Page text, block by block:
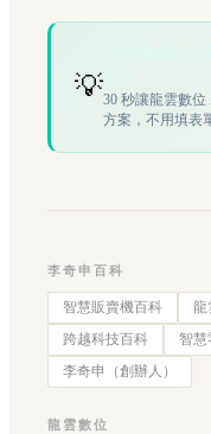
💡30 秒讓龍雲數
方案，不用填表
李奇申百科
智慧販賣機百科 龍
跨越科技百科
智
李奇申（創辦人）
龍雲數位